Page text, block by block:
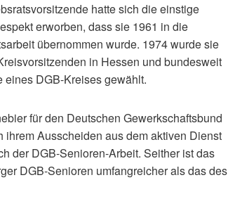
hatte sich die einstige
erworben, dass sie 1961 in die
übernommen wurde. 1974 wurde sie
in Hessen und bundesweit
eines DGB-Kreises gewählt.
für den Deutschen Gewerkschaftsbund
ihrem Ausscheiden aus dem aktiven Dienst
der DGB-Senioren-Arbeit. Seither ist das
DGB-Senioren umfangreicher als das des